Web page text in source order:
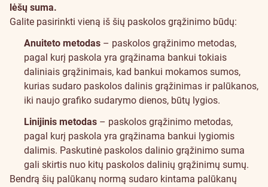
lėšų suma.
Galite pasirinkti vieną iš šių paskolos grąžinimo būdų:
Anuiteto metodas – paskolos grąžinimo metodas,
pagal kurį paskola yra grąžinama bankui tokiais
daliniais grąžinimais, kad bankui mokamos sumos,
kurias sudaro paskolos dalinis grąžinimas ir palūkanos,
iki naujo grafiko sudarymo dienos, būtų lygios.
Linijinis metodas – paskolos grąžinimo metodas,
pagal kurį paskola yra grąžinama bankui lygiomis
dalimis. Paskutinė paskolos dalinio grąžinimo suma
gali skirtis nuo kitų paskolos dalinių grąžinimų sumų.
Bendrą šių palūkanų normą sudaro kintama palūkanų